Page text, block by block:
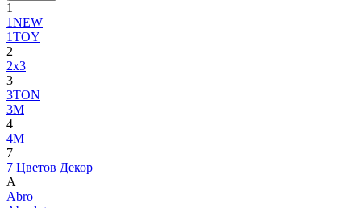
1
1NEW
1TOY
2
2x3
3
3TON
3М
4
4M
7
7 Цветов Декор
A
Abro